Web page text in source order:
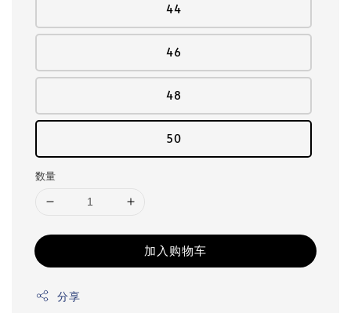
44
46
48
50
数量
加入购物车
分享